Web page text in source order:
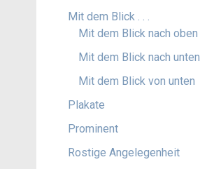
Mit dem Blick . . .
Mit dem Blick nach oben
Mit dem Blick nach unten
Mit dem Blick von unten
Plakate
Prominent
Rostige Angelegenheit